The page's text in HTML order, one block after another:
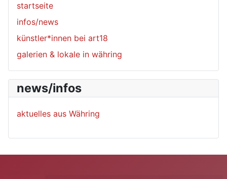
startseite
infos/news
künstler*innen bei art18
galerien & lokale in währing
news/infos
aktuelles aus Währing